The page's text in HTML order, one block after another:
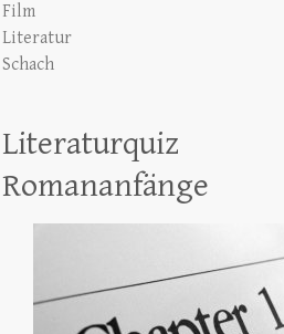
Film
Literatur
Schach
Literaturquiz
Romananfänge